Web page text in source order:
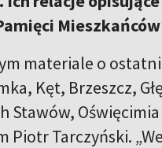
materiale o
Kęt, Brzeszcz,
Stawów,
Tarczyński.